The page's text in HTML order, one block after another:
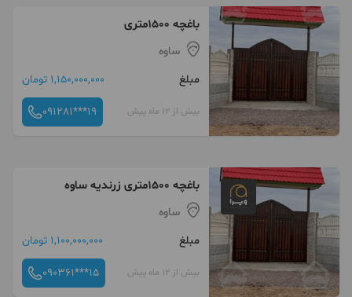
باغچه ۱۵۰۰متری
ساوه
مبلغ
1,150,000,000 تومان
بیش از 12 ماه پیش 091281***19
باغچه ۱۵۰۰متری زرندیه ساوه
ساوه
مبلغ
1,100,000,000 تومان
بیش از 12 ماه پیش 090361***15